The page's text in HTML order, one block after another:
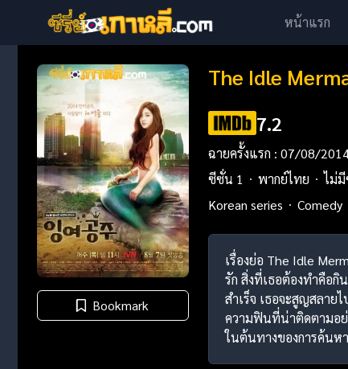
หน้าแรก
Bookmark
The Idle
7.2
ฉายครั้งแรก : 07/08/
ซีซั่น 1
พากย์ไทย ไม่
Korean series
Comedy
เรื่องย่อ The Idle
รัก สิ่งที่เธอต้องทำคือกิ
สำเร็จ เธอจะสูญสลาย
ความฟินที่น่าติดตามอย่
ในต้นทางของการค้น